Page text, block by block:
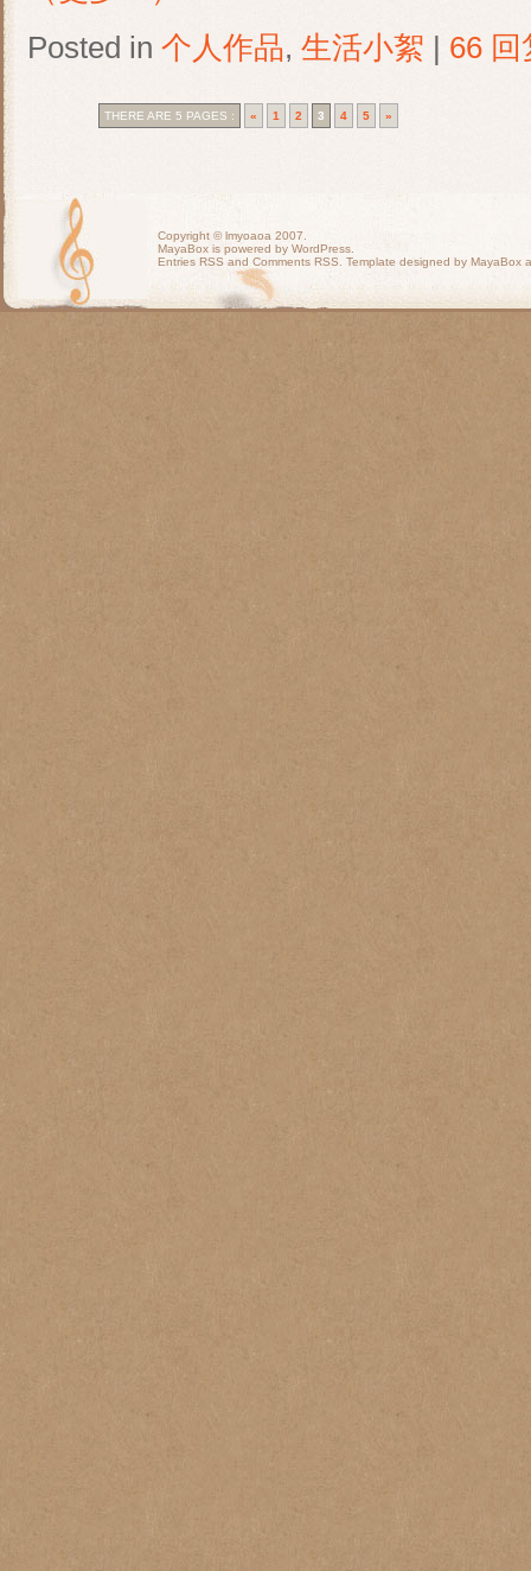
Posted in 个人作品, 生活小絮 | 66 回
THERE ARE 5 PAGES : « 1 2 3 4 5 »
Copyright ©lmyoaoa 2007.
MayaBox is powered by WordPress.
Entries RSS and Comments RSS . Template designed by MayaBox